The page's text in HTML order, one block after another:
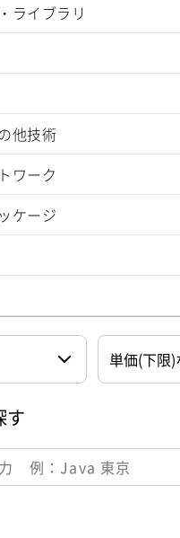
ライブラリ
他技術
ワーク
ケージ
す